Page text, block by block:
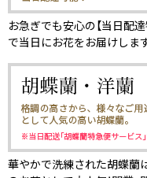
お急ぎでも安心の【当日配
で当日にお花をお届けしま
華やかで洗練された胡蝶蘭